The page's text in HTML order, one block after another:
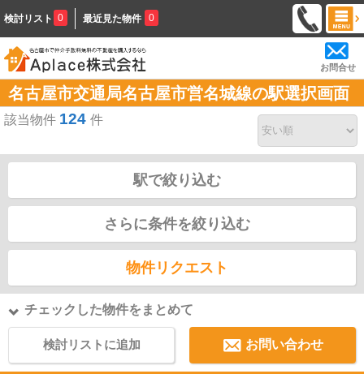
検討リスト 0 最近見た物件 0
お問合せ
名古屋市交通局名古屋市営名城線の駅選択画面
該当物件 124 件
駅で絞り込む
さらに条件を絞り込む
物件リクエスト
チェックした物件をまとめて
検討リストに追加 お問い合わせ